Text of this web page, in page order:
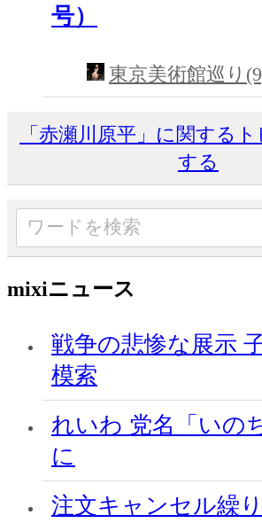
号）
東京美術館巡り
「赤瀬川原平」に関する
する
mixiニュース
戦争の悲惨な展示
模索
れいわ 党名「いの
に
注文キャンセル繰